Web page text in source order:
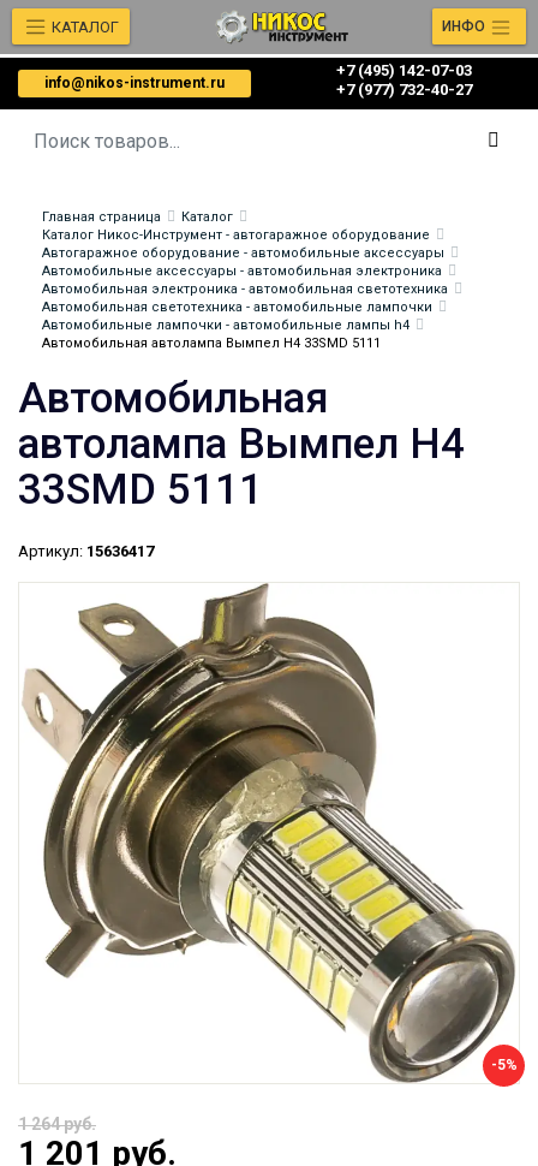
info@nikos-instrument.ru
+7 (495) 142-07-03
‎‎+7 (977) 732-40-27
КАТАЛОГ ИНФО
Главная страница
Каталог
Каталог Никос-Инструмент - автогаражное оборудование
Автогаражное оборудование - автомобильные аксессуары
Автомобильные аксессуары - автомобильная электроника
Автомобильная электроника - автомобильная светотехника
Автомобильная светотехника - автомобильные лампочки
Автомобильные лампочки - автомобильные лампы h4
Автомобильная автолампа Вымпел H4 33SMD 5111
Автомобильная
автолампа Вымпел H4
33SMD 5111
Артикул: 15636417
-5%
1 264 руб.
1 201 руб.